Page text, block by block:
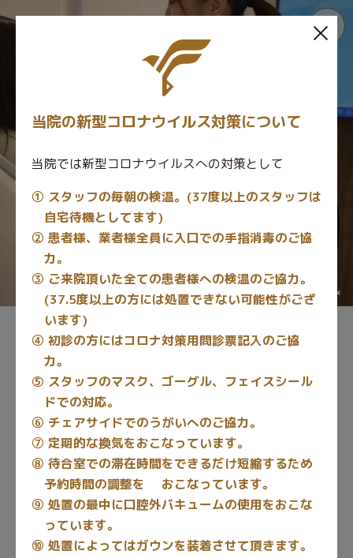
中央区谷町の歯科医院
谷町6丁目駅から徒歩3分
当院の新型コロナウイルス対策について
当院では新型コロナウイルスへの対策として
① スタッフの毎朝の検温。(37度以上のスタッフは
自宅待機としてます)
② 患者様、業者様全員に入口での手指消毒のご協
力。
③ ご来院頂いた全ての患者様への検温のご協力。
(37.5度以上の方には処置できない可能性がござ
います)
④ 初診の方にはコロナ対策用問診票記入のご協
力。
⑤ スタッフのマスク、ゴーグル、フェイスシール
ドでの対応。
⑥ チェアサイドでのうがいへのご協力。
⑦ 定期的な換気をおこなっています。
⑧ 待合室での滞在時間をできるだけ短縮するため
予約時間の調整を おこなっています。
⑨ 処置の最中に口腔外バキュームの使用をおこな
っています。
⑩ 処置によってはガウンを装着させて頂きます。